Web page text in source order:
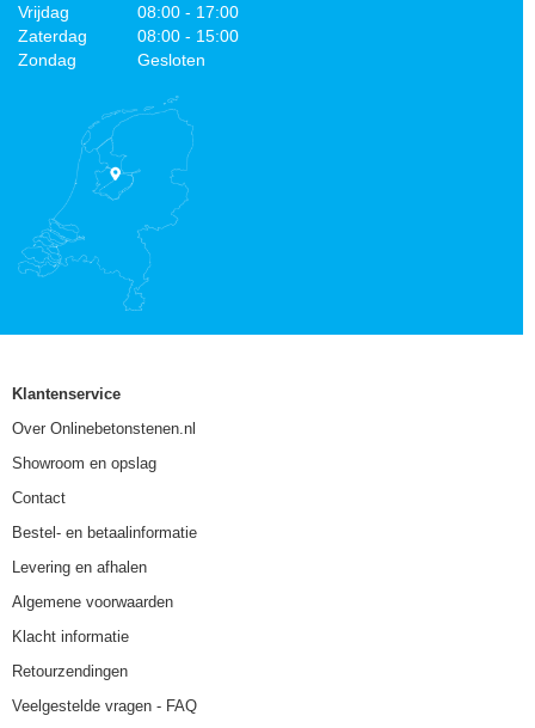
Vrijdag
08:00 - 17:00
Zaterdag
08:00 - 15:00
Zondag
Gesloten
Klantenservice
Over Onlinebetonstenen.nl
Showroom en opslag
Contact
Bestel- en betaalinformatie
Levering en afhalen
Algemene voorwaarden
Klacht informatie
Retourzendingen
Veelgestelde vragen - FAQ